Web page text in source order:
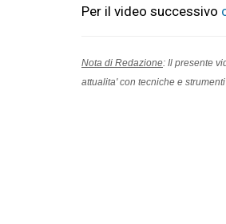
Per il video successivo
Nota di Redazione: Il presente
attualita' con tecniche e